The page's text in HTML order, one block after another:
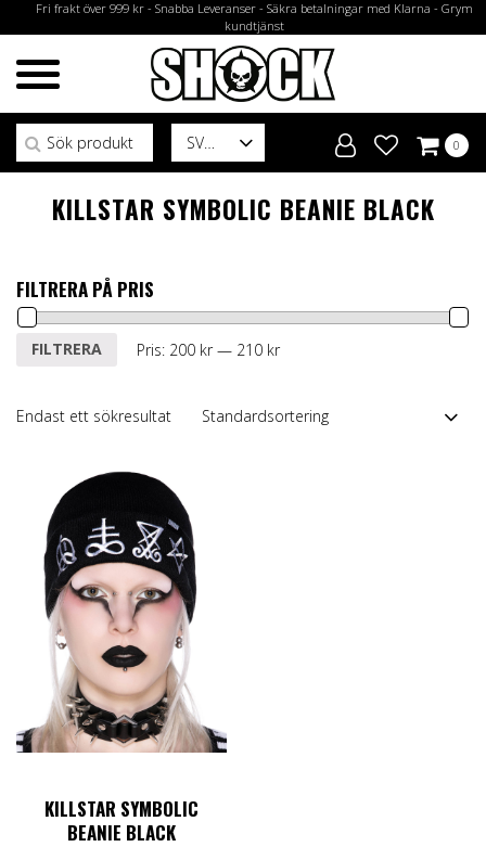
Fri frakt över 999 kr - Snabba Leveranser - Säkra betalningar med Klarna - Grym
kundtjänst
SV
Sök efter:
0
KILLSTAR SYMBOLIC BEANIE BLACK
FILTRERA PÅ PRIS
Min
MaxFILTRERA Pris: 200 kr— 210 kr
Endast ett sökresultat
KILLSTAR SYMBOLIC
BEANIE BLACK